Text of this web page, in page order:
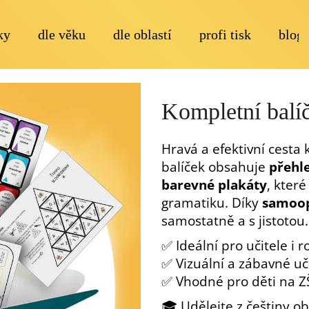
dle věku dle oblastí profi tisk blog
Kompletní
Hravá a efektivní
balíček obsahuje
barevné plakáty,
gramatiku. Díky
samostatně a s jistotou.
✅ Ideální pro učitele i
✅ Vizuální a zábavné
✅ Vhodné pro děti na
Doporučujeme